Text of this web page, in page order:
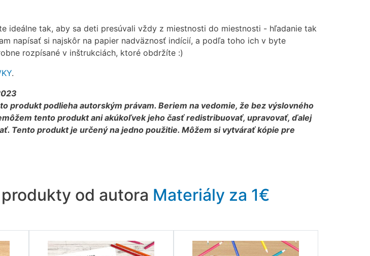
ideálne tak, aby sa deti presúvali vždy z miestnosti do miestnosti - hľadanie tak
napísať si najskôr na papier nadväznosť indícií, a podľa toho ich v byte
rozpísané v inštrukciách, ktoré obdržíte :)
.
produkt podlieha autorským právam. Beriem na vedomie, že bez výslovného
tento produkt ani akúkoľvek jeho časť redistribuovať, upravovať, ďalej
Tento produkt je určený na jedno použitie. Môžem si vytvárať kópie pre
od autora Materiály za 1€